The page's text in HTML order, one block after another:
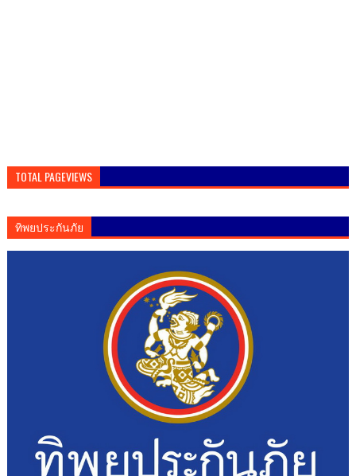
TOTAL PAGEVIEWS
ทิพยประกันภัย